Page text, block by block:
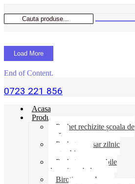
Load More
End of Content.
0723 221 856
Acasa
Produse
Pachet rechizite școala de
vară
Pachet necesar zilnic
pentru birou
Pachet consumabile
depozit-ambalare
Birotica-produse